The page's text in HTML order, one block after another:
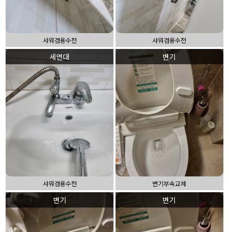
샤워겸용수전 샤워겸용수전
세면대
샤워겸용수전
변기
변기부속교체
변기 변기